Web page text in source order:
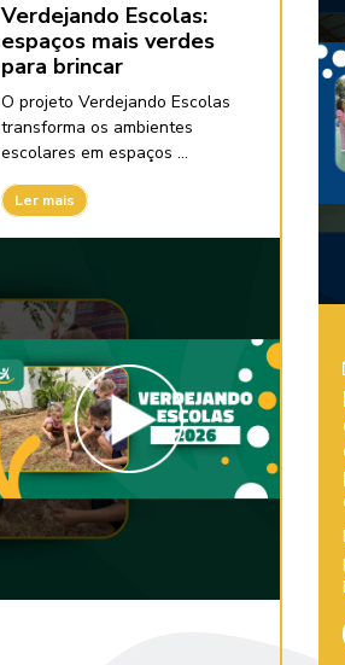
Verdejando Escolas:
espaços mais verdes
para brincar
O projeto Verdejando Escolas
transforma os ambientes
escolares em espaços ...
Ler mais